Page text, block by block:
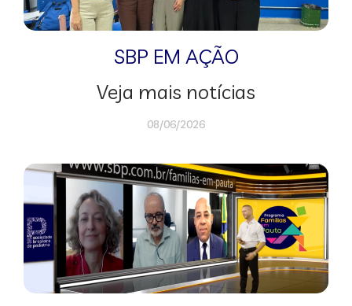
SBP EM AÇÃO
Veja mais notícias
08/06/2026